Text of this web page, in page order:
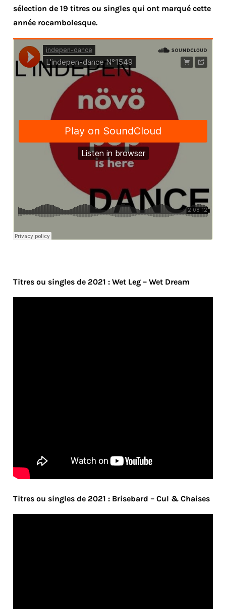
sélection de 19 titres ou singles qui ont marqué cette
année rocambolesque.
Titres ou singles de 2021 : Wet Leg – Wet Dream
Titres ou singles de 2021 : Brisebard – Cul & Chaises